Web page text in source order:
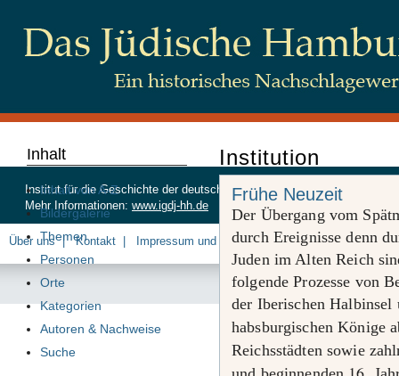
Institution
Frühe Neuzeit
Der Übergang vom
durch Ereignisse denn
Juden im Alten Reich
folgende Prozesse von
der Iberischen
habsburgischen Könige
Reichsstädten sowie
Inhalt
Inhalt von A-Z
Bildergalerie
Themen
Personen
Orte
Kategorien
Autoren & Nachweise
Suche
Institut für die Geschichte der deutschen Juden, Beim Schlump 83,
Mehr Informationen: www.igdj-hh.de
Über uns Kontakt Impressum und Datenschutz